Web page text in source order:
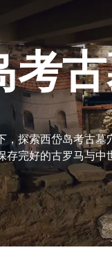
考
，探索西岱岛考古
存完好的古罗马与